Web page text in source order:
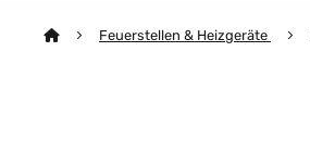
Feuerstellen & Heizgeräte